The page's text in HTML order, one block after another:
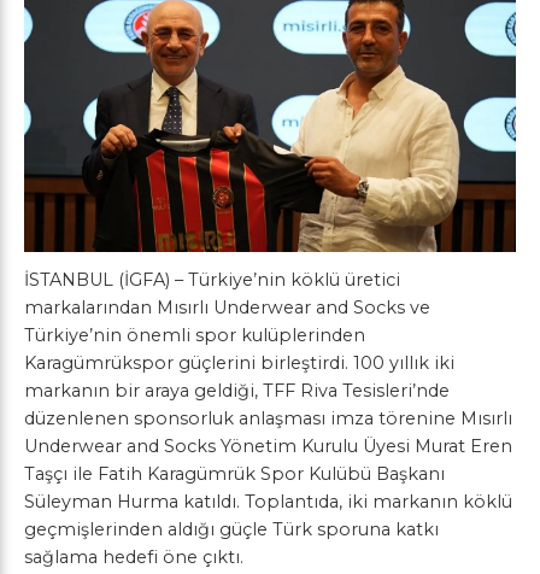
İSTANBUL (İGFA) – Türkiye’nin köklü üretici
markalarından Mısırlı Underwear and Socks ve
Türkiye’nin önemli spor kulüplerinden
Karagümrükspor güçlerini birleştirdi. 100 yıllık iki
markanın bir araya geldiği, TFF Riva Tesisleri’nde
düzenlenen sponsorluk anlaşması imza törenine Mısırlı
Underwear and Socks Yönetim Kurulu Üyesi Murat Eren
Taşçı ile Fatih Karagümrük Spor Kulübü Başkanı
Süleyman Hurma katıldı. Toplantıda, iki markanın köklü
geçmişlerinden aldığı güçle Türk sporuna katkı
sağlama hedefi öne çıktı.